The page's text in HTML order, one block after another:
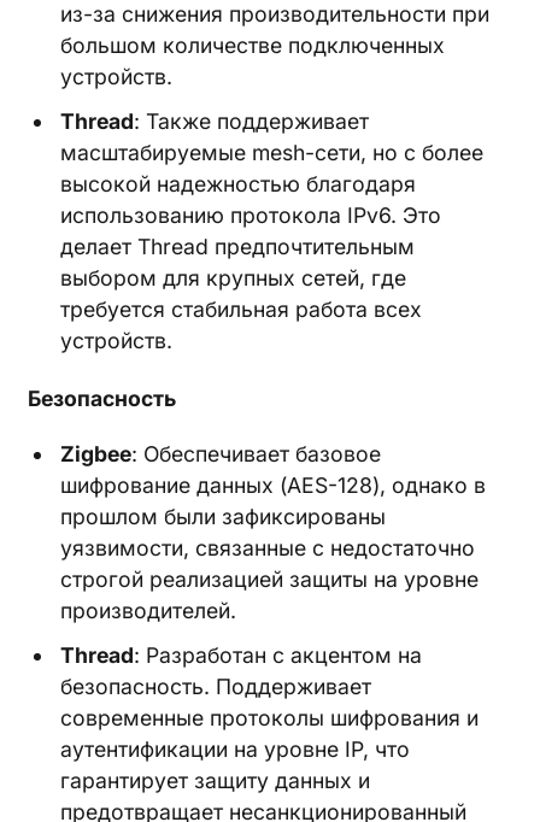
из-за снижения производительности при
большом количестве подключенных
устройств.
Thread: Также поддерживает
масштабируемые mesh-сети, но с более
высокой надежностью благодаря
использованию протокола IPv6. Это
делает Thread предпочтительным
выбором для крупных сетей, где
требуется стабильная работа всех
устройств.
Безопасность
Zigbee: Обеспечивает базовое
шифрование данных (AES-128), однако в
прошлом были зафиксированы
уязвимости, связанные с недостаточно
строгой реализацией защиты на уровне
производителей.
Thread: Разработан с акцентом на
безопасность. Поддерживает
современные протоколы шифрования и
аутентификации на уровне IP, что
гарантирует защиту данных и
предотвращает несанкционированный